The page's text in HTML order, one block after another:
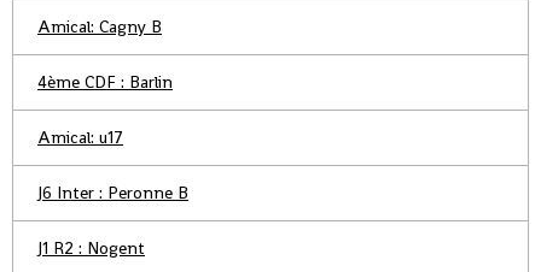
Amical: Cagny B
4ème CDF : Barlin
Amical: u17
J6 Inter : Peronne B
J1 R2 : Nogent